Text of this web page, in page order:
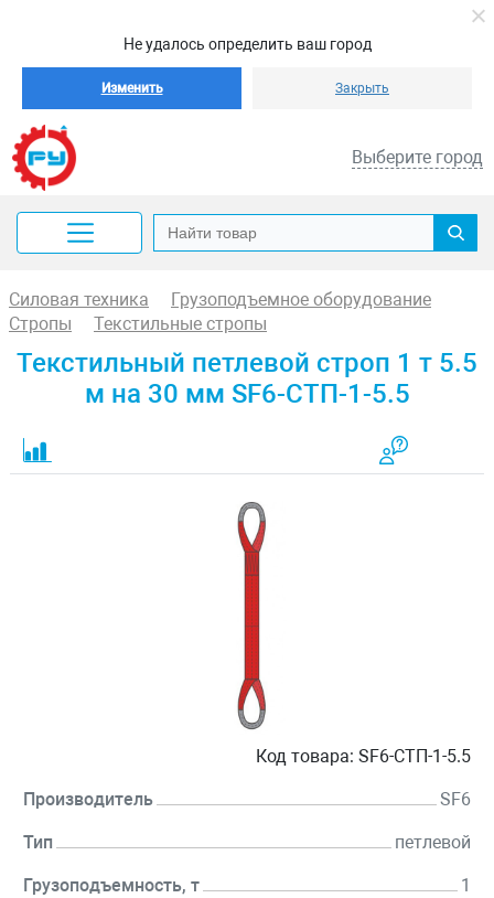
Не удалось определить ваш город
Изменить Закрыть
Выберите город
Силовая техника
Грузоподъемное оборудование
Стропы
Текстильные стропы
Текстильный петлевой строп 1 т 5.5
м на 30 мм SF6-СТП-1-5.5
Код товара: SF6-СТП-1-5.5
Производитель SF6
Тип петлевой
Грузоподъемность, т 1